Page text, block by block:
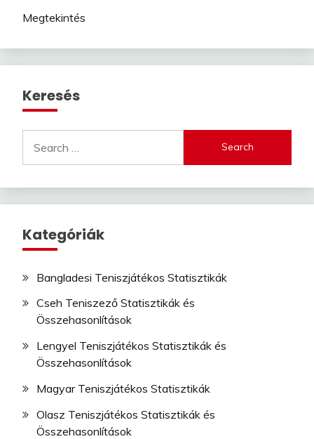
Megtekintés
Keresés
for:
Kategóriák
Bangladesi Teniszjátékos Statisztikák
Cseh Teniszező Statisztikák és
Összehasonlítások
Lengyel Teniszjátékos Statisztikák és
Összehasonlítások
Magyar Teniszjátékos Statisztikák
Olasz Teniszjátékos Statisztikák és
Összehasonlítások